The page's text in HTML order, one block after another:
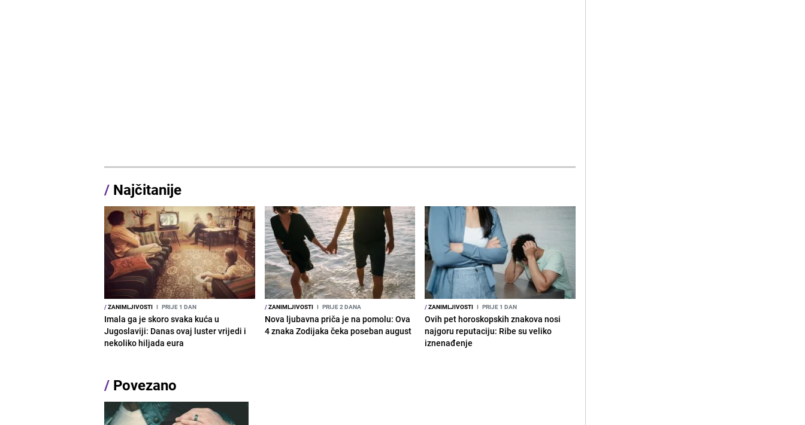
/ Najčitanije
/ZANIMLJIVOSTI I PRIJE 1 DAN
Imala ga je skoro svaka kuća u
Jugoslaviji: Danas ovaj luster vrijedi i
nekoliko hiljada eura
/ZANIMLJIVOSTI I PRIJE 2 DANA
Nova ljubavna priča je na pomolu: Ova
4 znaka Zodijaka čeka poseban august
/ZANIMLJIVOSTI I PRIJE 1 DAN
Ovih pet horoskopskih znakova nosi
najgoru reputaciju: Ribe su veliko
iznenađenje
/ Povezano